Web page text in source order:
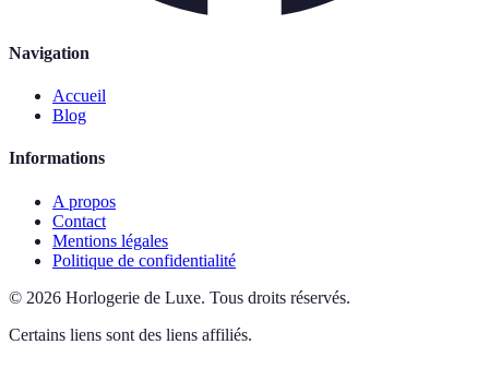
Navigation
Accueil
Blog
Informations
A propos
Contact
Mentions légales
Politique de confidentialité
© 2026 Horlogerie de Luxe. Tous droits réservés.
Certains liens sont des liens affiliés.